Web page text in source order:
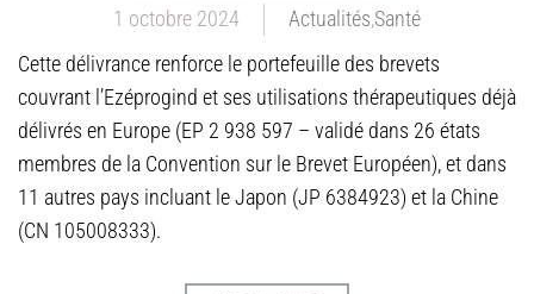
1 octobre 2024 Actualités,Santé
Cette délivrance renforce le portefeuille des brevets
couvrant l’Ezéprogind et ses utilisations thérapeutiques déjà
délivrés en Europe (EP 2 938 597 – validé dans 26 états
membres de la Convention sur le Brevet Européen), et dans
11 autres pays incluant le Japon (JP 6384923) et la Chine
(CN 105008333).